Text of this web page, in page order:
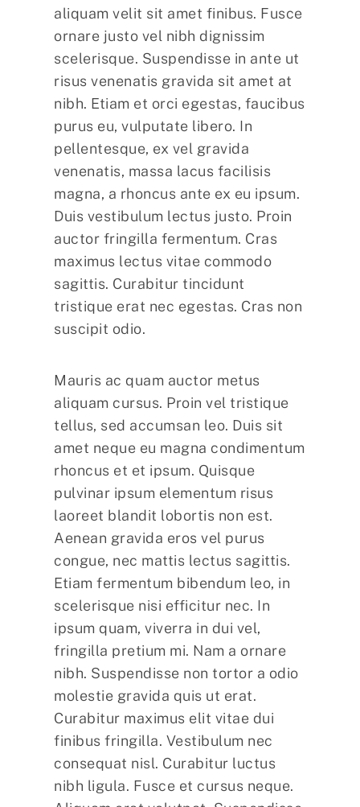
aliquam velit sit amet finibus. Fusce
ornare justo vel nibh dignissim
scelerisque. Suspendisse in ante ut
risus venenatis gravida sit amet at
nibh. Etiam et orci egestas, faucibus
purus eu, vulputate libero. In
pellentesque, ex vel gravida
venenatis, massa lacus facilisis
magna, a rhoncus ante ex eu ipsum.
Duis vestibulum lectus justo. Proin
auctor fringilla fermentum. Cras
maximus lectus vitae commodo
sagittis. Curabitur tincidunt
tristique erat nec egestas. Cras non
suscipit odio.
Mauris ac quam auctor metus
aliquam cursus. Proin vel tristique
tellus, sed accumsan leo. Duis sit
amet neque eu magna condimentum
rhoncus et et ipsum. Quisque
pulvinar ipsum elementum risus
laoreet blandit lobortis non est.
Aenean gravida eros vel purus
congue, nec mattis lectus sagittis.
Etiam fermentum bibendum leo, in
scelerisque nisi efficitur nec. In
ipsum quam, viverra in dui vel,
fringilla pretium mi. Nam a ornare
nibh. Suspendisse non tortor a odio
molestie gravida quis ut erat.
Curabitur maximus elit vitae dui
finibus fringilla. Vestibulum nec
consequat nisl. Curabitur luctus
nibh ligula. Fusce et cursus neque.